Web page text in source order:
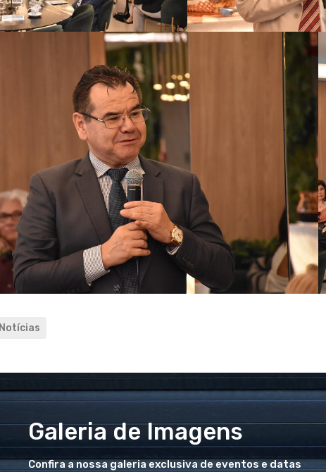
Notícias
Galeria de Imagens
Confira a nossa galeria exclusiva de eventos e datas